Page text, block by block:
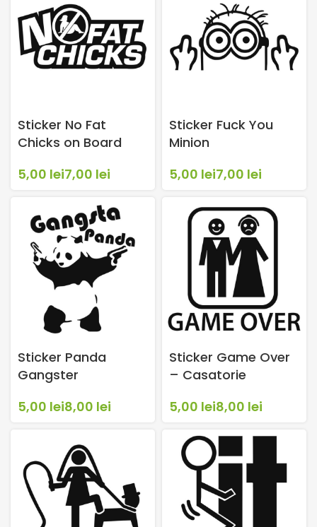
Sticker No Fat
Chicks on Board
lei
lei
Sticker Fuck You
Minion
lei
lei
Sticker Panda
Gangster
lei
lei
Sticker Game Over
– Casatorie
lei
lei